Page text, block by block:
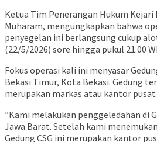
​Ketua Tim Penerangan Hukum Kejari
Muharam, mengungkapkan bahwa
penyegelan ini berlangsung cukup
(22/5/2026) sore hingga pukul 21.00
​Fokus operasi kali ini menyasar
Bekasi Timur, Kota Bekasi. Gedung
merupakan markas atau kantor pusat
​”Kami melakukan penggeledahan di
Jawa Barat. Setelah kami
Gedung CSG ini merupakan kantor